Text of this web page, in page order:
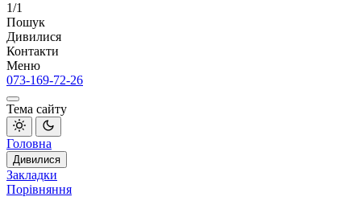
1/1
Пошук
Дивилися
Контакти
Меню
073-169-72-26
Тема сайту
Головна
Дивилися
Закладки
Порівняння